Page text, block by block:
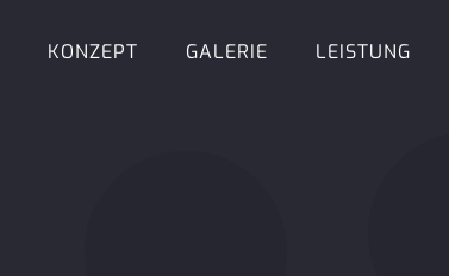
KONZEPT GALERIE LEISTUNG